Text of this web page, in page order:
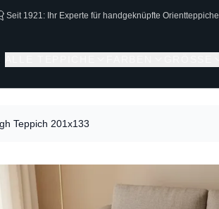
Seit 1921: Ihr Experte für handgeknüpfte Orientteppiche
Teppich 201x133